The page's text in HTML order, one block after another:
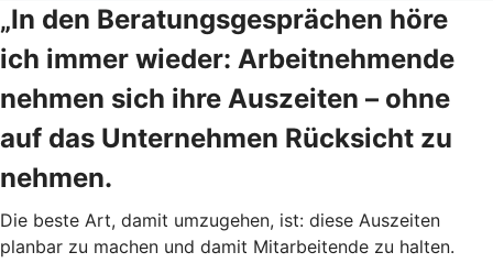
„In den Beratungsgesprächen höre
ich immer wieder: Arbeitnehmende
nehmen sich ihre Auszeiten – ohne
auf das Unternehmen Rücksicht zu
nehmen.
Die beste Art, damit umzugehen, ist: diese Auszeiten
planbar zu machen und damit Mitarbeitende zu halten.